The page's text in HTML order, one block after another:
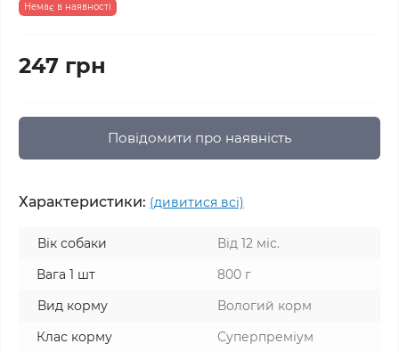
Немає в наявності
247 грн
Повідомити про наявність
Характеристики: (дивитися всі)
Вік собаки
Від 12 міс.
Вага 1 шт
800 г
Вид корму
Вологий корм
Клас корму
Суперпреміум